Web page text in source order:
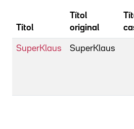
Títol
Títol
original
SuperKlaus SuperKlaus